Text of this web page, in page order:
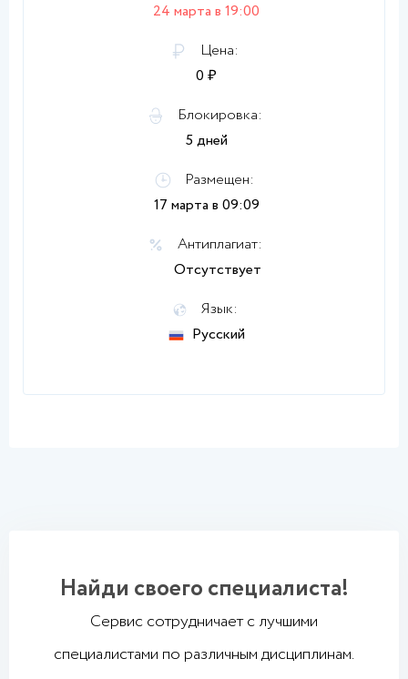
24 марта в 19:00
Цена:
0 ₽
Блокировка:
5 дней
Размещен:
17 марта в 09:09
Антиплагиат:
Отсутствует
Язык:
Русский
Найди своего специалиста!
Сервис сотрудничает с лучшими
специалистами по различным дисциплинам.